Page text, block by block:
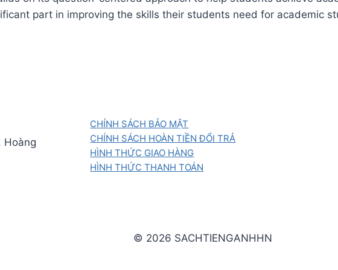
part in improving the skills their students need for academic
Hoàng
CHÍNH SÁCH BẢO MẬT
CHÍNH SÁCH HOÀN TIỀN ĐỔI TRẢ
HÌNH THỨC GIAO HÀNG
HÌNH THỨC THANH TOÁN
© 2026 SACHTIENGANHHN